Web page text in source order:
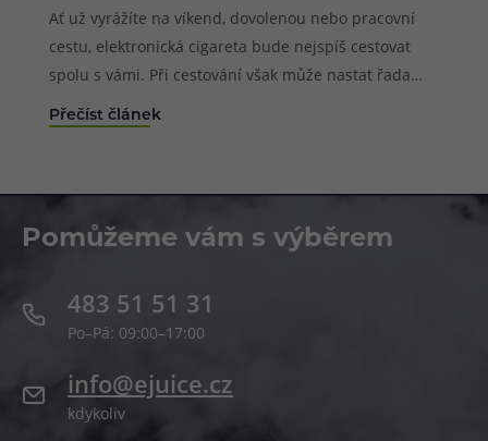
Ať už vyrážíte na víkend, dovolenou nebo pracovní
cestu, elektronická cigareta bude nejspíš cestovat
spolu s vámi. Při cestování však může nastat řada
zbytečně zkomplikovat. Od přehřáté baterie přes
Přečíst článek
Pomůžeme vám s výběrem
483 51 51 31
Po–Pá: 09:00–17:00
info@ejuice.cz
kdykoliv